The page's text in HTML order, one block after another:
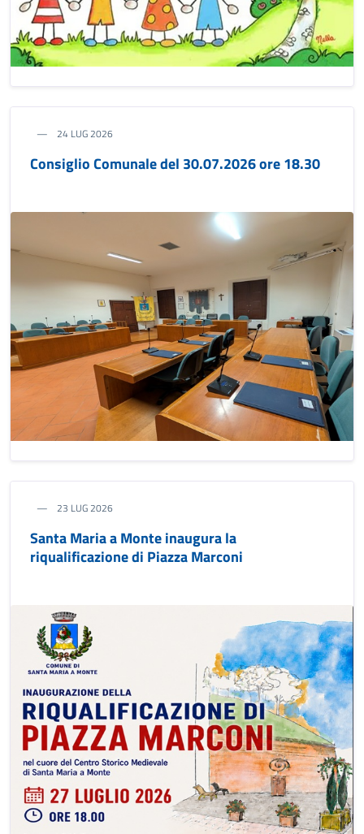
24 LUG 2026
Consiglio Comunale del 30.07.2026 ore 18.30
23 LUG 2026
Santa Maria a Monte inaugura la
riqualificazione di Piazza Marconi